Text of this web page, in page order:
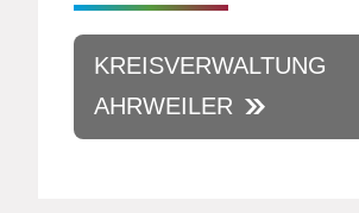
KREISVERWALTUNG
AHRWEILER